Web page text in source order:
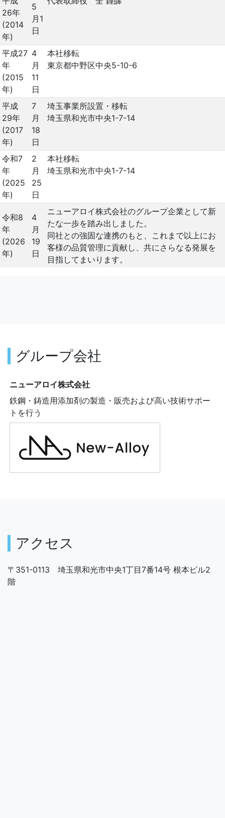
26年
(2014
年)
5
月1
日
平成27
年
(2015
年)
4
月
11
日
本社移転
東京都中野区中央5-10-6
平成
29年
(2017
年)
7
月
18
日
埼玉事業所設置・移転
埼玉県和光市中央1-7-14
令和7
年
(2025
年)
2
月
25
日
本社移転
埼玉県和光市中央1-7-14
令和8
年
(2026
年)
4
月
19
日
ニューアロイ株式会社のグループ企業として新
たな一歩を踏み出しました。
同社との強固な連携のもと、これまで以上にお
客様の品質管理に貢献し、共にさらなる発展を
目指してまいります。
グループ会社
ニューアロイ株式会社
鉄鋼・鋳造用添加剤の製造・販売および高い技術サポー
トを行う
アクセス
〒351-0113 埼玉県和光市中央1丁目7番14号 根本ビル2
階